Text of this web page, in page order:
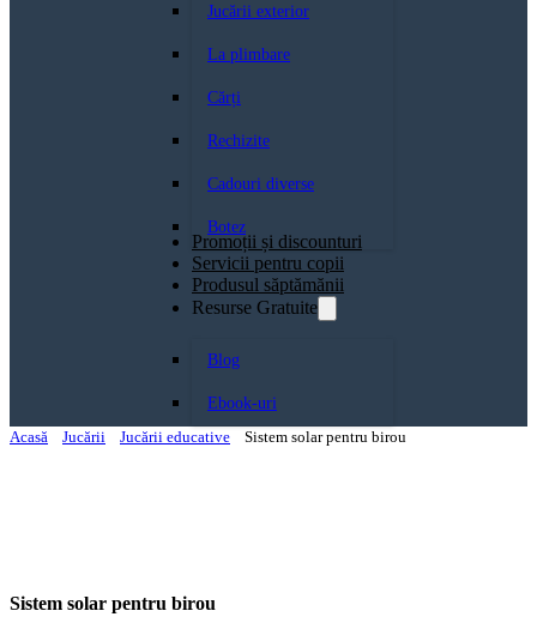
Jucării exterior
La plimbare
Cărți
Rechizite
Cadouri diverse
Botez
Promoții și discounturi
Servicii pentru copii
Produsul săptămănii
Resurse Gratuite
Blog
Ebook-uri
Acasă
Jucării Jucării educative Sistem solar pentru birou
Sistem solar pentru birou